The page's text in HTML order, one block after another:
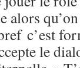
c’est
le